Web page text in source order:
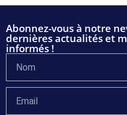
Abonnez-vous à notre
dernières actualités et
informés !